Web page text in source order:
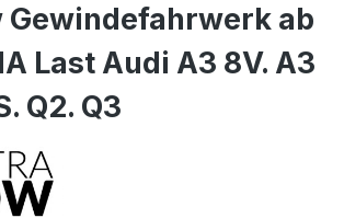
Gewindefahrwerk ab
Last Audi A3 8V. A3
Q2. Q3